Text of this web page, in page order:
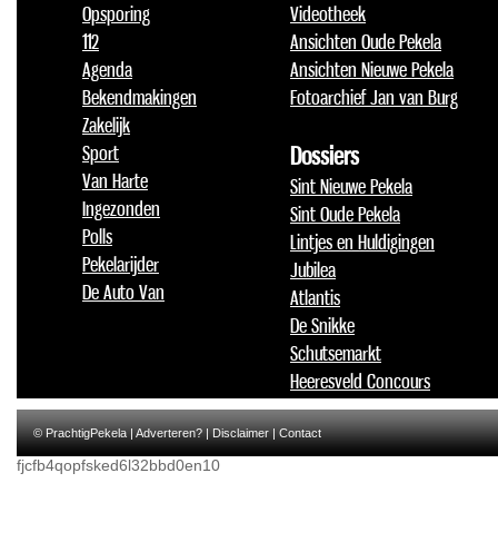
Opsporing
112
Agenda
Bekendmakingen
Zakelijk
Sport
Van Harte
Ingezonden
Polls
Pekelarijder
De Auto Van
Videotheek
Ansichten Oude Pekela
Ansichten Nieuwe Pekela
Fotoarchief Jan van Burg
Dossiers
Sint Nieuwe Pekela
Sint Oude Pekela
Lintjes en Huldigingen
Jubilea
Atlantis
De Snikke
Schutsemarkt
Heeresveld Concours
© PrachtigPekela |Adverteren?|Disclaimer|Contact
fjcfb4qopfsked6l32bbd0en10